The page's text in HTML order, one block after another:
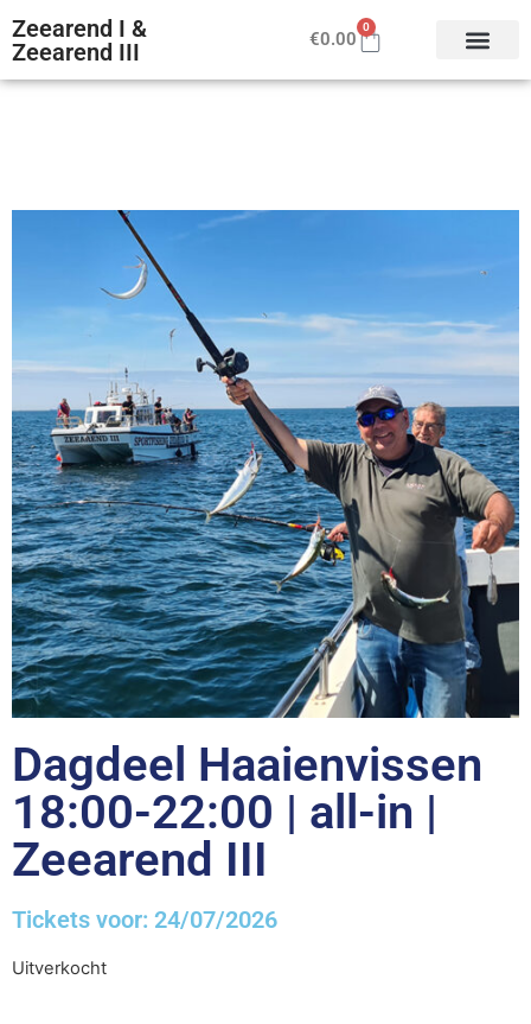
Zeearend I &
Zeearend III
€0.00
0
Dagdeel Haaienvissen
18:00-22:00 | all-in |
Zeearend III
Tickets voor: 24/07/2026
Uitverkocht